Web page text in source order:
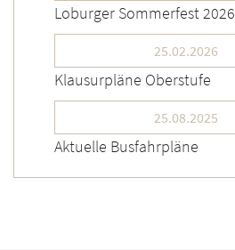
Loburger Sommerfest 2026
25.02.2026
Klausurpläne Oberstufe
25.08.2025
Aktuelle Busfahrpläne